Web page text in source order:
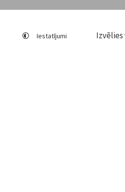
Iestatījumi Izvēlies